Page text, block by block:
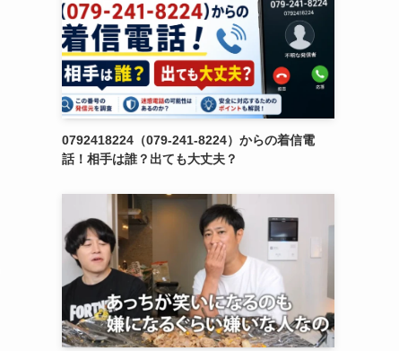
0792418224（079-241-8224）からの着信電
話！相手は誰？出ても大丈夫？